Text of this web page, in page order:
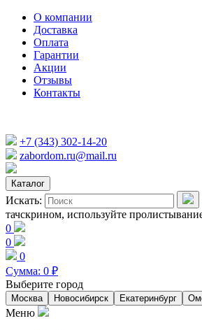
О компании
Доставка
Оплата
Гарантии
Акции
Отзывы
Контакты
+7 (343) 302-14-20
zabordom.ru@mail.ru
Каталог
Искать:
тачскрином, используйте
0
0
0
Сумма: 0 ₽
Выберите город
Москва Новосибирск Екатеринбург
Меню